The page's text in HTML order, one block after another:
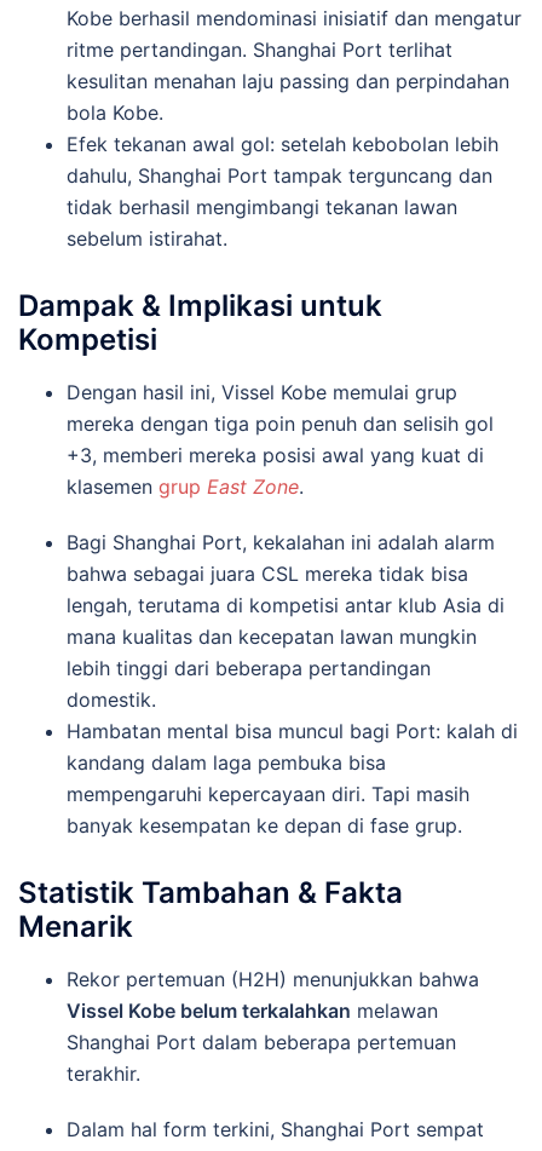
Kobe berhasil mendominasi inisiatif dan mengatur
ritme pertandingan. Shanghai Port terlihat
kesulitan menahan laju passing dan perpindahan
bola Kobe.
Efek tekanan awal gol: setelah kebobolan lebih
dahulu, Shanghai Port tampak terguncang dan
tidak berhasil mengimbangi tekanan lawan
sebelum istirahat.
Dampak & Implikasi untuk
Kompetisi
Dengan hasil ini, Vissel Kobe memulai grup
mereka dengan tiga poin penuh dan selisih gol
+3, memberi mereka posisi awal yang kuat di
klasemen grup East Zone.
Bagi Shanghai Port, kekalahan ini adalah alarm
bahwa sebagai juara CSL mereka tidak bisa
lengah, terutama di kompetisi antar klub Asia di
mana kualitas dan kecepatan lawan mungkin
lebih tinggi dari beberapa pertandingan
domestik.
Hambatan mental bisa muncul bagi Port: kalah di
kandang dalam laga pembuka bisa
mempengaruhi kepercayaan diri. Tapi masih
banyak kesempatan ke depan di fase grup.
Statistik Tambahan & Fakta
Menarik
Rekor pertemuan (H2H) menunjukkan bahwa
Vissel Kobe belum terkalahkan melawan
Shanghai Port dalam beberapa pertemuan
terakhir.
Dalam hal form terkini, Shanghai Port sempat